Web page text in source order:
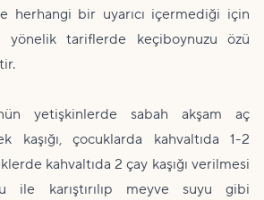
herhangi bir uyarıcı içermediği için
yönelik tariflerde keçiboynuzu özü
yetişkinlerde sabah akşam aç
kaşığı, çocuklarda kahvaltıda 1-2
kahvaltıda 2 çay kaşığı verilmesi
ile karıştırılıp meyve suyu gibi